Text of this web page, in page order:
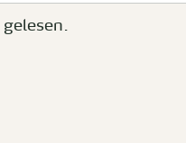
gelesen.